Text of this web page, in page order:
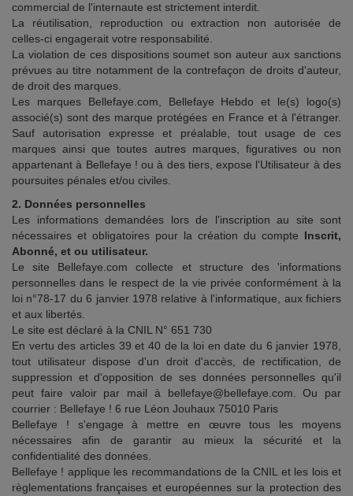
commercial de l'internaute est strictement interdit.
La réutilisation, reproduction ou extraction non autorisée de
celles-ci engagerait votre responsabilité.
La violation de ces dispositions soumet son auteur aux sanctions
prévues au titre notamment de la contrefaçon de droits d'auteur,
de droit des marques.
Les marques Bellefaye.com, Bellefaye Hebdo et le(s) logo(s)
associé(s) sont des marque protégées en France et à l'étranger.
Sauf autorisation expresse et préalable, tout usage de ces
marques ainsi que toutes autres marques, figuratives ou non
appartenant à Bellefaye ! ou à des tiers, expose l'Utilisateur à des
poursuites pénales et/ou civiles.
2. Données personnelles
Les informations demandées lors de l'inscription au site sont
nécessaires et obligatoires pour la création du compte Inscrit,
Abonné, et ou utilisateur.
Le site Bellefaye.com collecte et structure des 'informations
personnelles dans le respect de la vie privée conformément à la
loi n°78-17 du 6 janvier 1978 relative à l'informatique, aux fichiers
et aux libertés.
Le site est déclaré à la CNIL N° 651 730
En vertu des articles 39 et 40 de la loi en date du 6 janvier 1978,
tout utilisateur dispose d'un droit d'accès, de rectification, de
suppression et d'opposition de ses données personnelles qu'il
peut faire valoir par mail à bellefaye@bellefaye.com. Ou par
courrier : Bellefaye ! 6 rue Léon Jouhaux 75010 Paris
Bellefaye ! s'engage à mettre en œuvre tous les moyens
nécessaires afin de garantir au mieux la sécurité et la
confidentialité des données.
Bellefaye ! applique les recommandations de la CNIL et les lois et
règlementations françaises et européennes sur la protection des